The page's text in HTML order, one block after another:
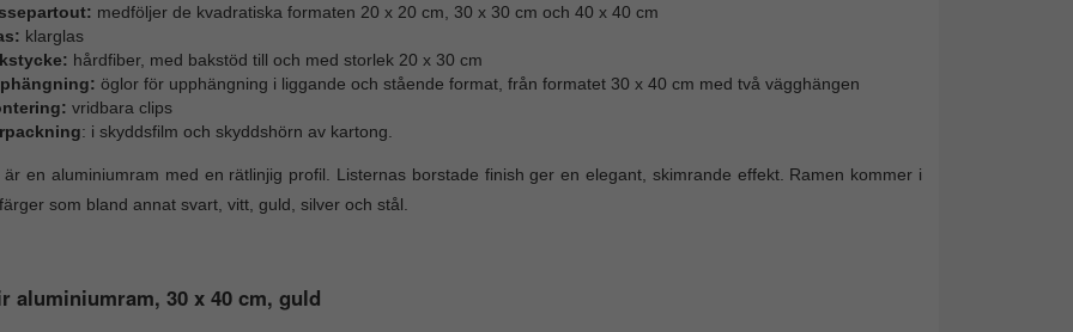
medföljer de kvadratiska formaten 20 x 20 cm, 30 x 30 cm och 40 x 40 cm
klarglas
hårdfiber, med bakstöd till och med storlek 20 x 30 cm
öglor för upphängning i liggande och stående format, från formatet 30 x 40 cm med två vägghängen
vridbara clips
: i skyddsfilm och skyddshörn av kartong.
är en aluminiumram med en rätlinjig profil. Listernas borstade finish ger en elegant, skimrande effekt. Ramen kommer i
som bland annat svart, vitt, guld, silver och stål.
aluminiumram, 30 x 40 cm, guld